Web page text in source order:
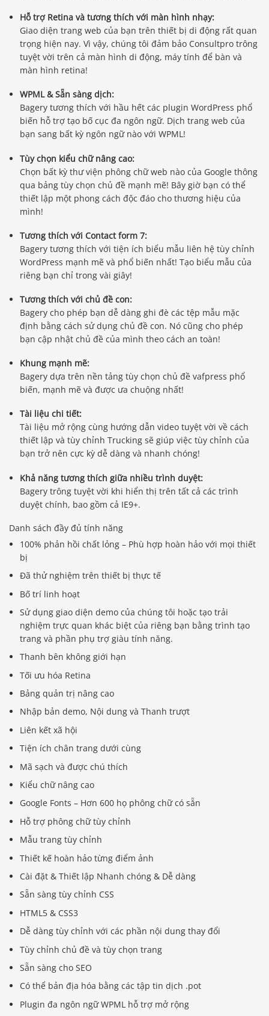
Hỗ trợ Retina và tương thích với màn hình nhạy:
Giao diện trang web của bạn trên thiết bị di động rất quan
trọng hiện nay. Vì vậy, chúng tôi đảm bảo Consultpro trông
tuyệt vời trên cả màn hình di động, máy tính để bàn và
màn hình retina!
WPML & Sẵn sàng dịch:
Bagery tương thích với hầu hết các plugin WordPress phổ
biến hỗ trợ tạo bố cục đa ngôn ngữ. Dịch trang web của
bạn sang bất kỳ ngôn ngữ nào với WPML!
Tùy chọn kiểu chữ nâng cao:
Chọn bất kỳ thư viện phông chữ web nào của Google thông
qua bảng tùy chọn chủ đề mạnh mẽ! Bây giờ bạn có thể
thiết lập một phong cách độc đáo cho thương hiệu của
mình!
Tương thích với Contact form 7:
Bagery tương thích với tiện ích biểu mẫu liên hệ tùy chỉnh
WordPress mạnh mẽ và phổ biến nhất! Tạo biểu mẫu của
riêng bạn chỉ trong vài giây!
Tương thích với chủ đề con:
Bagery cho phép bạn dễ dàng ghi đè các tệp mẫu mặc
định bằng cách sử dụng chủ đề con. Nó cũng cho phép
bạn cập nhật chủ đề của mình theo cách an toàn!
Khung mạnh mẽ:
Bagery dựa trên nền tảng tùy chọn chủ đề vafpress phổ
biến, mạnh mẽ và được ưa chuộng nhất!
Tài liệu chi tiết:
Tài liệu mở rộng cùng hướng dẫn video tuyệt vời về cách
thiết lập và tùy chỉnh Trucking sẽ giúp việc tùy chỉnh của
bạn trở nên cực kỳ dễ dàng và nhanh chóng!
Khả năng tương thích giữa nhiều trình duyệt:
Bagery trông tuyệt vời khi hiển thị trên tất cả các trình
duyệt chính, bao gồm cả IE9+.
Danh sách đầy đủ tính năng
100% phản hồi chất lỏng – Phù hợp hoàn hảo với mọi thiết
bị
Đã thử nghiệm trên thiết bị thực tế
Bố trí linh hoạt
Sử dụng giao diện demo của chúng tôi hoặc tạo trải
nghiệm trực quan khác biệt của riêng bạn bằng trình tạo
trang và phần phụ trợ giàu tính năng.
Thanh bên không giới hạn
Tối ưu hóa Retina
Bảng quản trị nâng cao
Nhập bản demo, Nội dung và Thanh trượt
Liên kết xã hội
Tiện ích chân trang dưới cùng
Mã sạch và được chú thích
Kiểu chữ nâng cao
Google Fonts – Hơn 600 họ phông chữ có sẵn
Hỗ trợ phông chữ tùy chỉnh
Mẫu trang tùy chỉnh
Thiết kế hoàn hảo từng điểm ảnh
Cài đặt & Thiết lập Nhanh chóng & Dễ dàng
Sẵn sàng tùy chỉnh CSS
HTML5 & CSS3
Dễ dàng tùy chỉnh với các phần nội dung thay đổi
Tùy chỉnh chủ đề và tùy chọn trang
Sẵn sàng cho SEO
Có thể bản địa hóa bằng các tập tin dịch .pot
Plugin đa ngôn ngữ WPML hỗ trợ mở rộng